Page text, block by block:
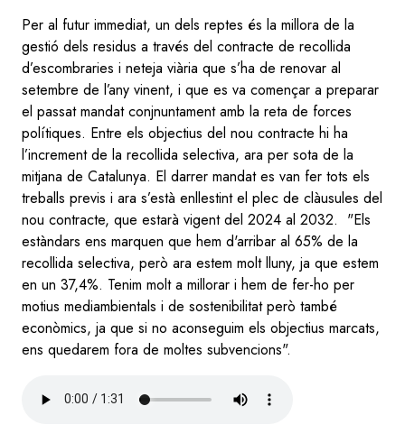
Per al futur immediat, un dels reptes és la millora de la
gestió dels residus a través del contracte de recollida
d’escombraries i neteja viària que s’ha de renovar al
setembre de l’any vinent, i que es va començar a preparar
el passat mandat conjnuntament amb la reta de forces
polítiques. Entre els objectius del nou contracte hi ha
l’increment de la recollida selectiva, ara per sota de la
mitjana de Catalunya. El darrer mandat es van fer tots els
treballs previs i ara s’està enllestint el plec de clàusules del
nou contracte, que estarà vigent del 2024 al 2032. "Els
estàndars ens marquen que hem d'arribar al 65% de la
recollida selectiva, però ara estem molt lluny, ja que estem
en un 37,4%. Tenim molt a millorar i hem de fer-ho per
motius mediambientals i de sostenibilitat però també
econòmics, ja que si no aconseguim els objectius marcats,
ens quedarem fora de moltes subvencions".